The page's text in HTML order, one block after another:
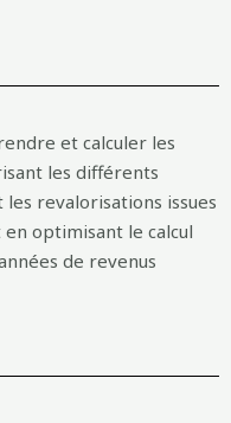
et calculer les
les différents
revalorisations issues
optimisant le calcul
de revenus